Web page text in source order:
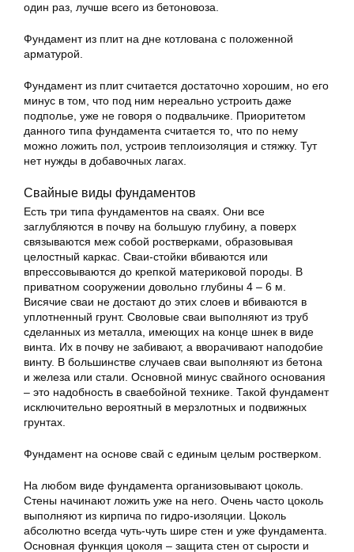
один раз, лучше всего из бетоновоза.
Фундамент из плит на дне котлована с положенной
арматурой.
Фундамент из плит считается достаточно хорошим, но его
минус в том, что под ним нереально устроить даже
подполье, уже не говоря о подвальчике. Приоритетом
данного типа фундамента считается то, что по нему
можно ложить пол, устроив теплоизоляция и стяжку. Тут
нет нужды в добавочных лагах.
Свайные виды фундаментов
Есть три типа фундаментов на сваях. Они все
заглубляются в почву на большую глубину, а поверх
связываются меж собой ростверками, образовывая
целостный каркас. Сваи-стойки вбиваются или
впрессовываются до крепкой материковой породы. В
приватном сооружении довольно глубины 4 – 6 м.
Висячие сваи не достают до этих слоев и вбиваются в
уплотненный грунт. Своловые сваи выполняют из труб
сделанных из металла, имеющих на конце шнек в виде
винта. Их в почву не забивают, а вворачивают наподобие
винту. В большинстве случаев сваи выполняют из бетона
и железа или стали. Основной минус свайного основания
– это надобность в сваебойной технике. Такой фундамент
исключительно вероятный в мерзлотных и подвижных
грунтах.
Фундамент на основе свай с единым целым ростверком.
На любом виде фундамента организовывают цоколь.
Стены начинают ложить уже на него. Очень часто цоколь
выполняют из кирпича по гидро-изоляции. Цоколь
абсолютно всегда чуть-чуть шире стен и уже фундамента.
Основная функция цоколя – защита стен от сырости и